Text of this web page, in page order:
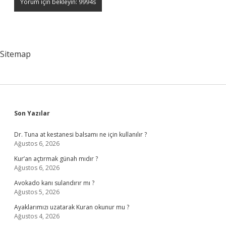
Sitemap
Sidebar
Son Yazılar
Dr. Tuna at kestanesi balsamı ne için kullanılır ?
Ağustos 6, 2026
Kur’an açtırmak günah mıdır ?
Ağustos 6, 2026
Avokado kanı sulandırır mı ?
Ağustos 5, 2026
Ayaklarımızı uzatarak Kuran okunur mu ?
Ağustos 4, 2026